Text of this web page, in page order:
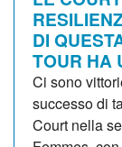
DI
TOUR HA
Ci sono
successo di
Court nella